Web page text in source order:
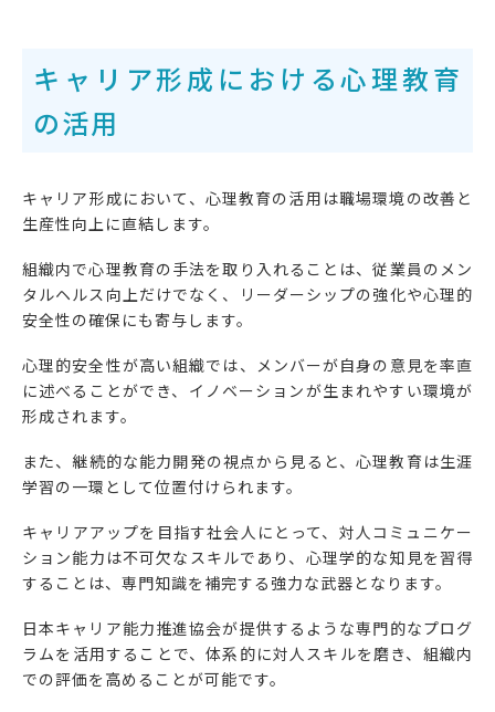
キャリア形成における心理教育
の活用
キャリア形成において、心理教育の活用は職場環境の改善と
生産性向上に直結します。
組織内で心理教育の手法を取り入れることは、従業員のメン
タルヘルス向上だけでなく、リーダーシップの強化や心理的
安全性の確保にも寄与します。
心理的安全性が高い組織では、メンバーが自身の意見を率直
に述べることができ、イノベーションが生まれやすい環境が
形成されます。
また、継続的な能力開発の視点から見ると、心理教育は生涯
学習の一環として位置付けられます。
キャリアアップを目指す社会人にとって、対人コミュニケー
ション能力は不可欠なスキルであり、心理学的な知見を習得
することは、専門知識を補完する強力な武器となります。
日本キャリア能力推進協会が提供するような専門的なプログ
ラムを活用することで、体系的に対人スキルを磨き、組織内
での評価を高めることが可能です。